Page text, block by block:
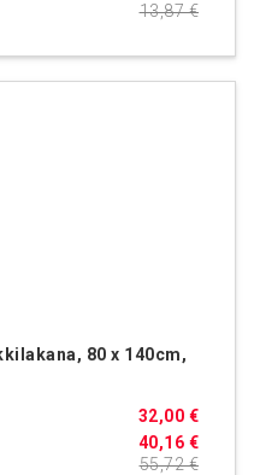
13,87 €
80 x 140cm,
40,16 €
32,00 €
55,72 €